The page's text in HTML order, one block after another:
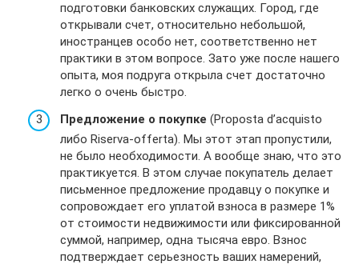
подготовки банковских служащих. Город, где
открывали счет, относительно небольшой,
иностранцев особо нет, соответственно нет
практики в этом вопросе. Зато уже после нашего
опыта, моя подруга открыла счет достаточно
легко о очень быстро.
Предложение о покупке (Proposta d’acquisto
либо Riserva-offerta). Мы этот этап пропустили,
не было необходимости. А вообще знаю, что это
практикуется. В этом случае покупатель делает
письменное предложение продавцу о покупке и
сопровождает его уплатой взноса в размере 1%
от стоимости недвижимости или фиксированной
суммой, например, одна тысяча евро. Взнос
подтверждает серьезность ваших намерений,